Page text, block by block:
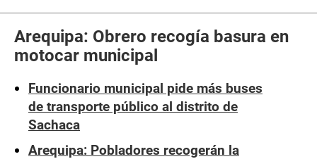
Arequipa: Obrero recogía basura en
motocar municipal
Funcionario municipal pide más buses
de transporte público al distrito de
Sachaca
Arequipa: Pobladores recogerán la